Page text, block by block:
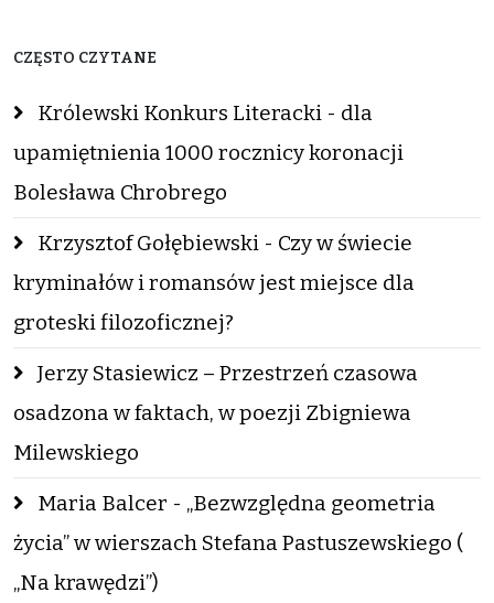
CZĘSTO CZYTANE
Królewski Konkurs Literacki - dla
upamiętnienia 1000 rocznicy koronacji
Bolesława Chrobrego
Krzysztof Gołębiewski - Czy w świecie
kryminałów i romansów jest miejsce dla
groteski filozoficznej?
Jerzy Stasiewicz – Przestrzeń czasowa
osadzona w faktach, w poezji Zbigniewa
Milewskiego
Maria Balcer - „Bezwzględna geometria
życia” w wierszach Stefana Pastuszewskiego (
„Na krawędzi”)